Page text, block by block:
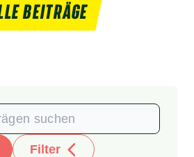
BEITRÄGE
Filter